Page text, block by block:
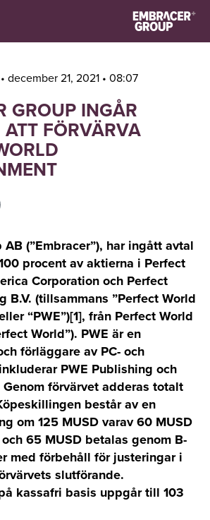
december 21, 2021 • 08:07
GROUP INGÅR
FÖRVÄRVA
AB (”Embracer”), har ingått avtal
procent av aktierna i Perfect
Corporation och Perfect
B.V. (tillsammans ”Perfect World
“PWE”)[1], från Perfect World
World”). PWE är en
förläggare av PC- och
PWE Publishing och
förvärvet adderas totalt
består av en
om 125 MUSD varav 60 MUSD
65 MUSD betalas genom B-
med förbehåll för justeringar i
slutförande.
kassafri basis uppgår till 103